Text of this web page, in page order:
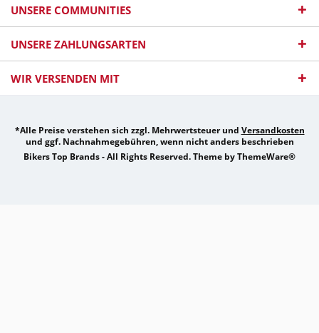
UNSERE COMMUNITIES
UNSERE ZAHLUNGSARTEN
WIR VERSENDEN MIT
*Alle Preise verstehen sich zzgl. Mehrwertsteuer und Versandkosten
und ggf. Nachnahmegebühren, wenn nicht anders beschrieben
Bikers Top Brands - All Rights Reserved. Theme byThemeWare®